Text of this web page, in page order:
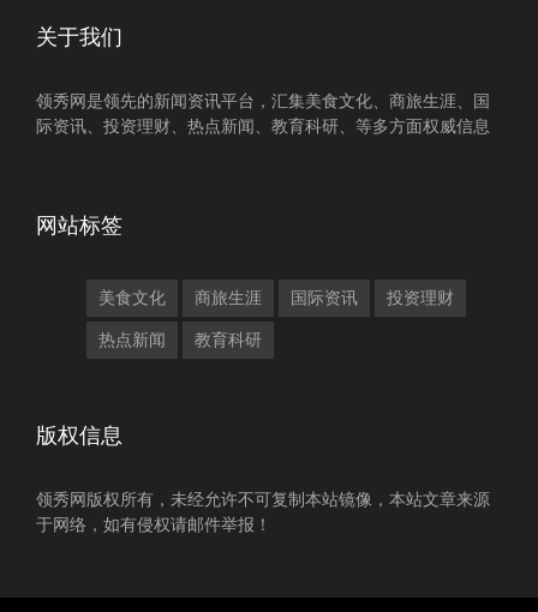
关于我们
领秀网是领先的新闻资讯平台，汇集美食文化、商旅生涯、国
际资讯、投资理财、热点新闻、教育科研、等多方面权威信息
网站标签
美食文化 商旅生涯 国际资讯 投资理财
热点新闻 教育科研
版权信息
领秀网版权所有，未经允许不可复制本站镜像，本站文章来源
于网络，如有侵权请邮件举报！